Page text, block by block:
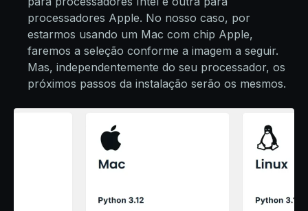
processadores Apple. No nosso caso, por
estarmos usando um Mac com chip Apple,
faremos a seleção conforme a imagem a seguir.
Mas, independentemente do seu processador, os
próximos passos da instalação serão os mesmos.